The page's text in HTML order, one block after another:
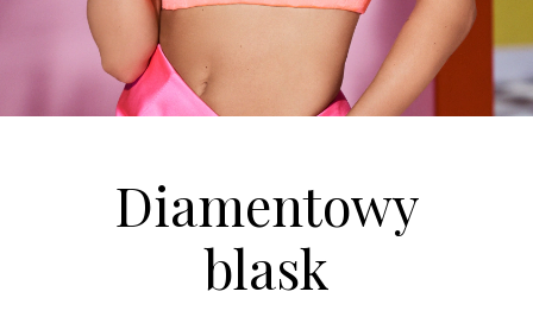
Diamentowy
blask